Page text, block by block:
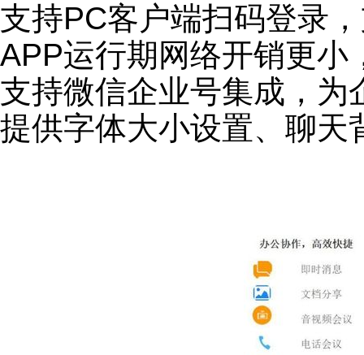
支持PC客户端扫码登录
APP运行期网络开销更小
支持微信企业号集成，为
提供字体大小设置、聊天